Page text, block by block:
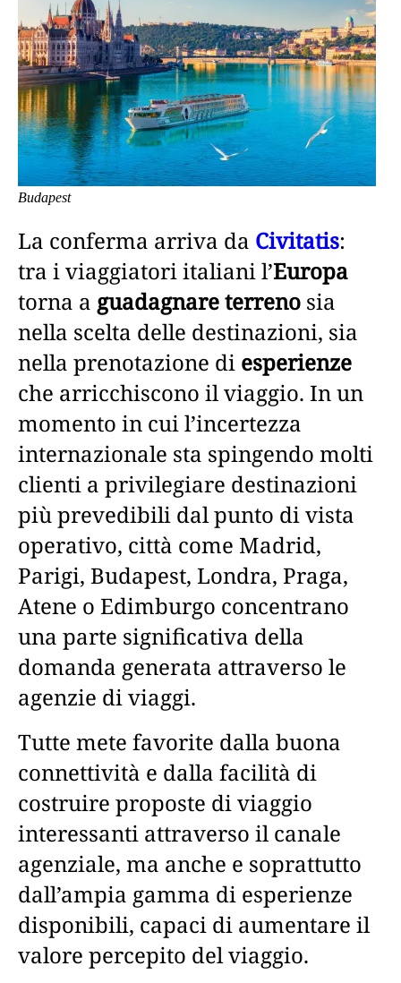
Budapest
La conferma arriva da Civitatis:
tra i viaggiatori italiani l’Europa
torna a guadagnare terreno sia
nella scelta delle destinazioni, sia
nella prenotazione di esperienze
che arricchiscono il viaggio. In un
momento in cui l’incertezza
internazionale sta spingendo molti
clienti a privilegiare destinazioni
più prevedibili dal punto di vista
operativo, città come Madrid,
Parigi, Budapest, Londra, Praga,
Atene o Edimburgo concentrano
una parte significativa della
domanda generata attraverso le
agenzie di viaggi.
Tutte mete favorite dalla buona
connettività e dalla facilità di
costruire proposte di viaggio
interessanti attraverso il canale
agenziale, ma anche e soprattutto
dall’ampia gamma di esperienze
disponibili, capaci di aumentare il
valore percepito del viaggio.